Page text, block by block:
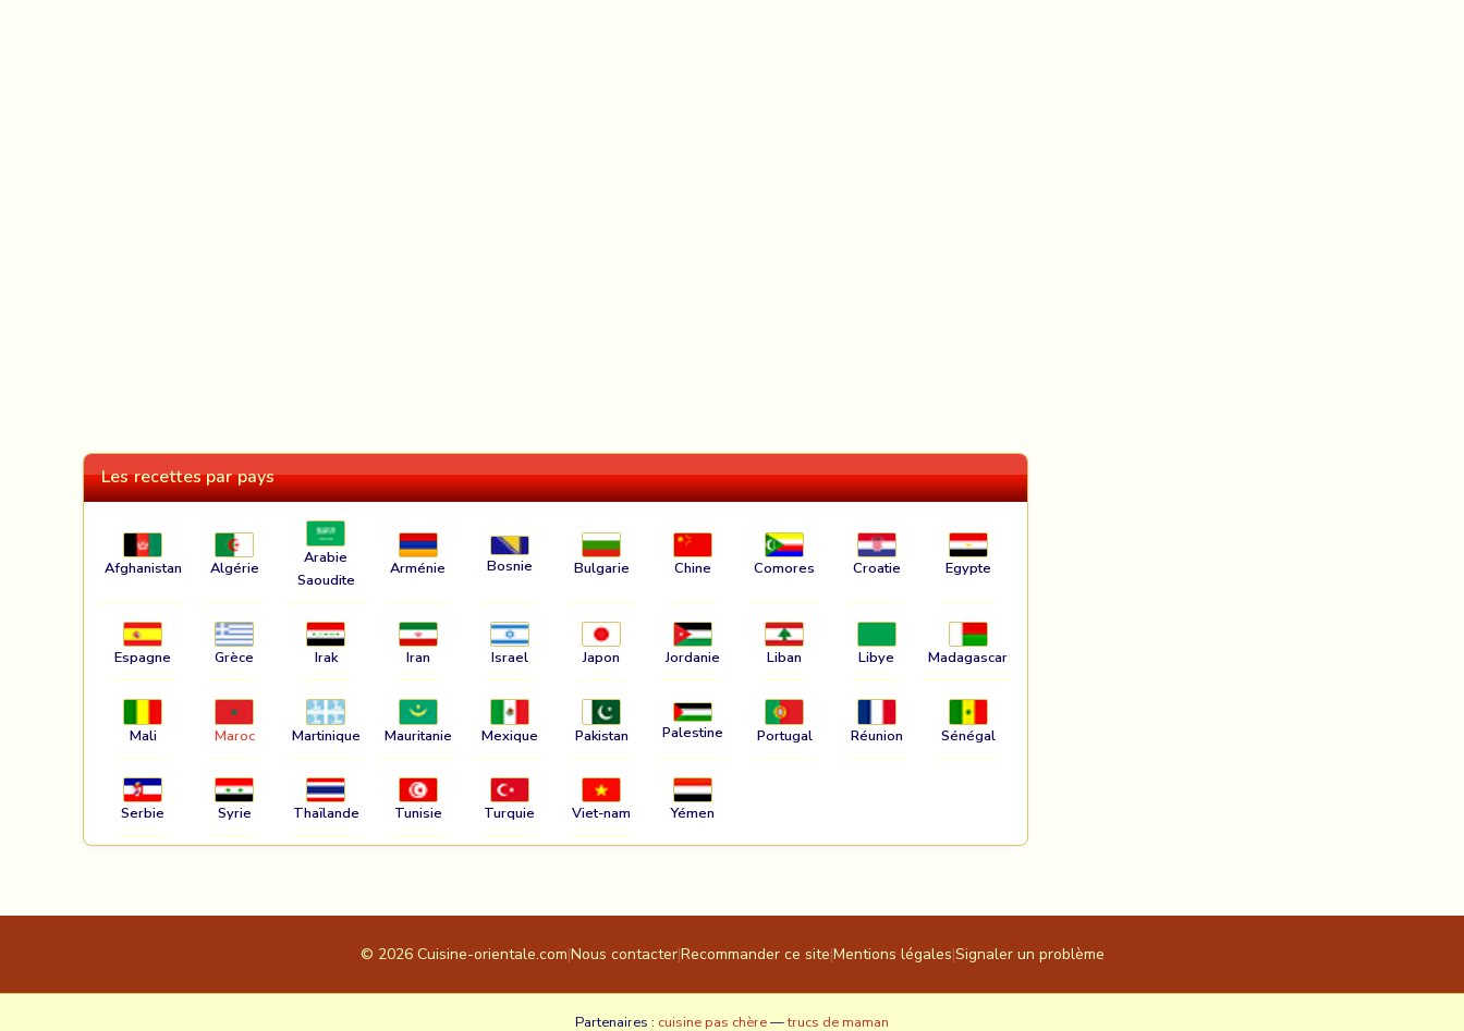
Les recettes par pays
Afghanistan Algérie
Arabie
Saoudite
Arménie Bosnie Bulgarie Chine Comores Croatie Egypte
Espagne Grèce Irak Iran Israel Japon Jordanie Liban Libye Madagascar
Mali Maroc Martinique Mauritanie Mexique Pakistan Palestine Portugal Réunion Sénégal
Serbie Syrie Thaïlande Tunisie Turquie Viet-nam Yémen
© 2026 Cuisine-orientale.com|Nous contacter|Recommander ce site|Mentions légales|Signaler un problème
Partenaires : cuisine pas chère—trucs de maman